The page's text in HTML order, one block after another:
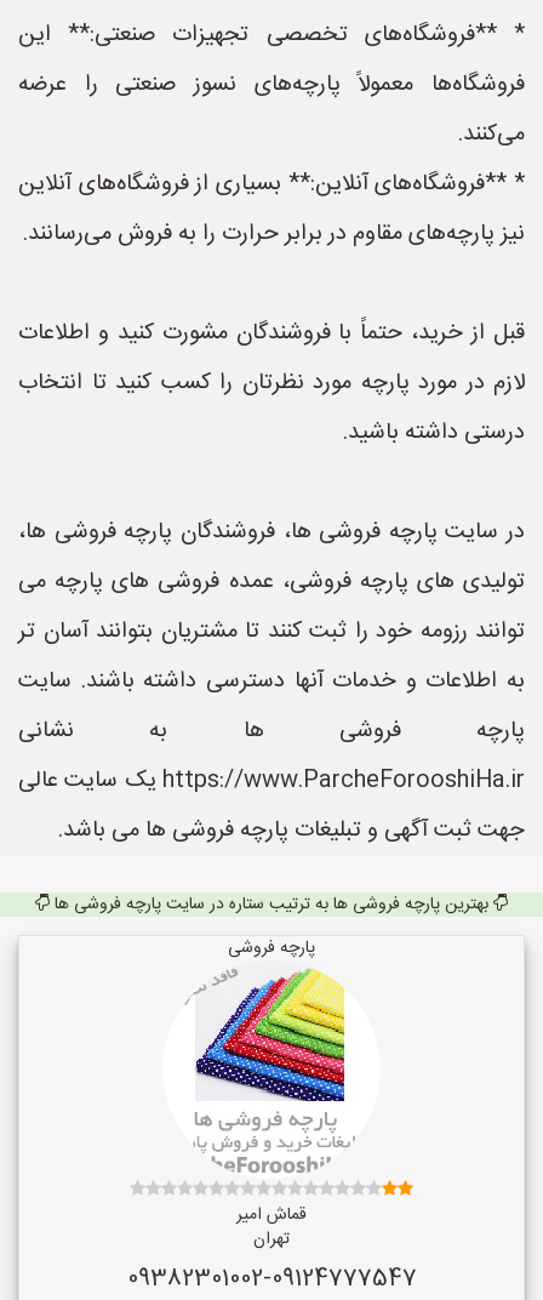
* **فروشگاه‌های تخصصی تجهیزات صنعتی:** این
فروشگاه‌ها معمولاً پارچه‌های نسوز صنعتی را عرضه
می‌کنند.
* **فروشگاه‌های آنلاین:** بسیاری از فروشگاه‌های آنلاین
نیز پارچه‌های مقاوم در برابر حرارت را به فروش می‌رسانند.
قبل از خرید، حتماً با فروشندگان مشورت کنید و اطلاعات
لازم در مورد پارچه مورد نظرتان را کسب کنید تا انتخاب
درستی داشته باشید.
در سایت پارچه فروشی ها، فروشندگان پارچه فروشی ها،
تولیدی های پارچه فروشی، عمده فروشی های پارچه می
توانند رزومه خود را ثبت کنند تا مشتریان بتوانند آسان تر
به اطلاعات و خدمات آنها دسترسی داشته باشند. سایت
پارچه فروشی ها به نشانی
https://www.ParcheForooshiHa.ir یک سایت عالی
جهت ثبت آگهی و تبلیغات پارچه فروشی ها می باشد.
بهترین پارچه فروشی ها به ترتیب ستاره در سایت پارچه فروشی ها
پارچه فروشی
قماش امیر
تهران
09382301002-09124777547